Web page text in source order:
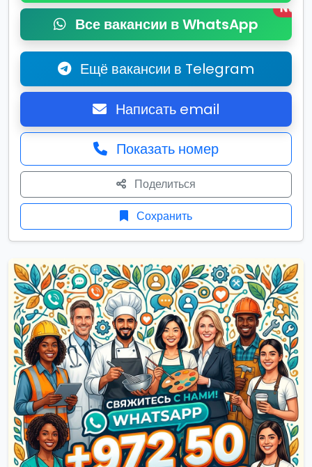
Все вакансии в WhatsApp
New
Ещё вакансии в Telegram
Написать email
Показать номер
Поделиться
Сохранить